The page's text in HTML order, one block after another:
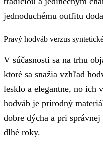
jednoduchému outfitu
Pravý hodváb verzus
V súčasnosti sa na trhu
ktoré sa snažia vzhľad
lesklo a elegantne, no ich
hodváb je prírodný
dobre dýcha a pri
dlhé roky.